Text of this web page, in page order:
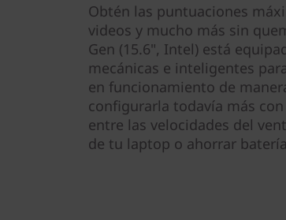
Obtén las puntuaciones
videos y mucho más sin
Gen (15.6", Intel) está
mecánicas e inteligentes
en funcionamiento de
configurarla todavía más
entre las velocidades del
de tu laptop o ahorrar